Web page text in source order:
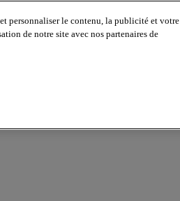
personnaliser le contenu, la publicité et votre
de notre site avec nos partenaires de